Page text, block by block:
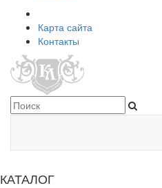
Карта сайта
Контакты
КАТАЛОГ